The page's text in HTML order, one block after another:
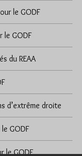
le GODF
le GODF
du REAA
d’extrême droite
GODF
le GODF